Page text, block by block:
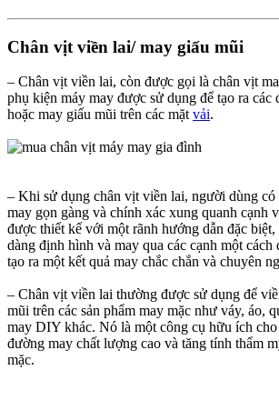
Chân vịt viền lai/ may giấu mũi​
– Chân vịt viền lai, còn được gọi là chân vịt
phụ kiện máy may được sử dụng để tạo ra các
hoặc may giấu mũi trên các mặt vải.
– Khi sử dụng chân vịt viền lai, người dùng có
may gọn gàng và chính xác xung quanh cạnh
được thiết kế với một rãnh hướng dẫn đặc
dàng định hình và may qua các cạnh một
tạo ra một kết quả may chắc chắn và chuyên
– Chân vịt viền lai thường được sử dụng để
mũi trên các sản phẩm may mặc như váy, áo,
may DIY khác. Nó là một công cụ hữu ích cho
đường may chất lượng cao và tăng tính thẩm
mặc.